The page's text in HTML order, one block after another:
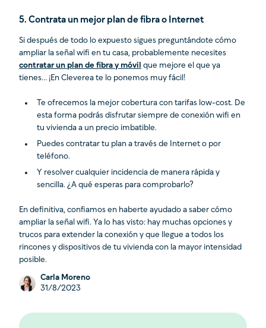
5. Contrata un mejor plan de fibra o Internet
Si después de todo lo expuesto sigues preguntándote cómo
ampliar la señal wifi en tu casa, probablemente necesites
contratar un plan de fibra y móvil que mejore el que ya
tienes… ¡En Cleverea te lo ponemos muy fácil!
Te ofrecemos la mejor cobertura con tarifas low-cost. De
esta forma podrás disfrutar siempre de conexión wifi en
tu vivienda a un precio imbatible.
Puedes contratar tu plan a través de Internet o por
teléfono.
Y resolver cualquier incidencia de manera rápida y
sencilla. ¿A qué esperas para comprobarlo?
En definitiva, confiamos en haberte ayudado a saber cómo
ampliar la señal wifi. Ya lo has visto: hay muchas opciones y
trucos para extender la conexión y que llegue a todos los
rincones y dispositivos de tu vivienda con la mayor intensidad
posible.
Carla Moreno
31/8/2023